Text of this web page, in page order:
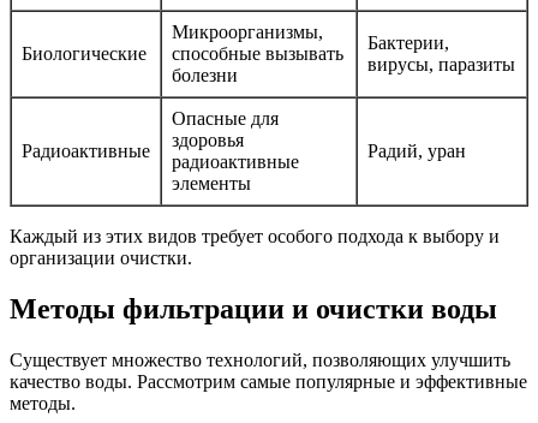
Биологические
Микроорганизмы,
способные вызывать
болезни
Бактерии,
вирусы, паразиты
Радиоактивные
Опасные для
здоровья
радиоактивные
элементы
Радий, уран
Каждый из этих видов требует особого подхода к выбору и
организации очистки.
Методы фильтрации и очистки воды
Существует множество технологий, позволяющих улучшить
качество воды. Рассмотрим самые популярные и эффективные
методы.